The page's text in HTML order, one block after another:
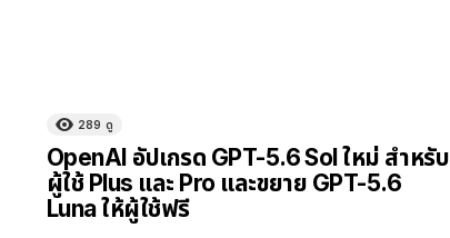
289 ดู
OpenAI อัปเกรด GPT-5.6 Sol ใหม่ สำหรับ
ผู้ใช้ Plus และ Pro และขยาย GPT-5.6
Luna ให้ผู้ใช้ฟรี